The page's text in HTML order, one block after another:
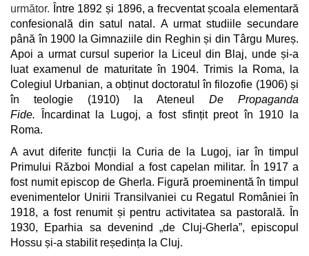
următor. Între 1892 și 1896, a frecventat școala elementară
confesională din satul natal. A urmat studiile secundare
până în 1900 la Gimnaziile din Reghin și din Târgu Mureș.
Apoi a urmat cursul superior la Liceul din Blaj, unde și-a
luat examenul de maturitate în 1904. Trimis la Roma, la
Colegiul Urbanian, a obținut doctoratul în filozofie (1906) și
în teologie (1910) la Ateneul De
Propaganda
Fide.
Încardinat la Lugoj, a fost sfințit preot în 1910 la
Roma.
A avut diferite funcții la Curia de la Lugoj, iar în timpul
Primului Război Mondial a fost capelan militar. În 1917 a
fost numit episcop de Gherla. Figură proeminentă în timpul
evenimentelor Unirii Transilvaniei cu Regatul României în
1918, a fost renumit și pentru activitatea sa pastorală. În
1930, Eparhia sa devenind „de Cluj-Gherla”, episcopul
Hossu și-a stabilit reședința la Cluj.